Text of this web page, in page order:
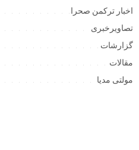
اخبار ترکمن صحرا
تصاویرخبری
گزارشات
مقالات
مولتی مدیا